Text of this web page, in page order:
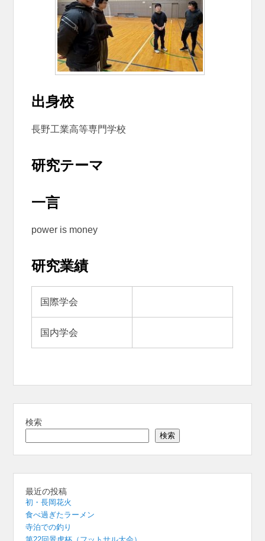
出身校
長野工業高等専門学校
研究テーマ
一言
power is money
研究業績
国際学会
国内学会
検索
検索
最近の投稿
初・長岡花火
食べ過ぎたラーメン
寺泊での釣り